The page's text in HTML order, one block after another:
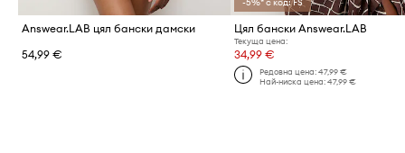
Answear.LAB цял бански дамски
54,99 €
-5%* с код: FS
Цял бански Answear.LAB
Текуща цена:
34,99 €
Редовна цена: 47,99 €
Най-ниска цена: 47,99 €